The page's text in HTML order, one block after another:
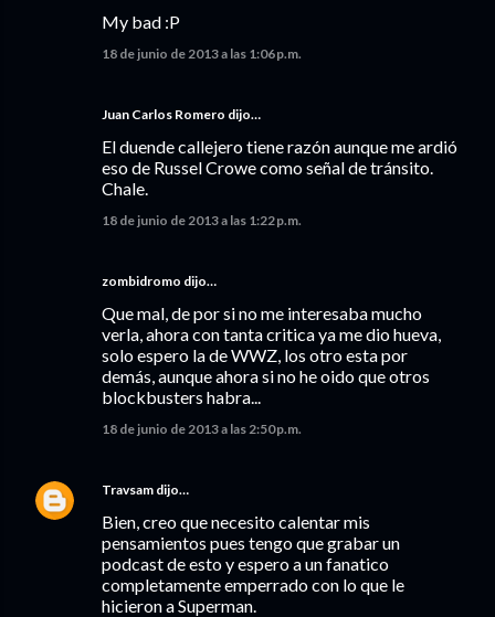
My bad :P
18 de junio de 2013 a las 1:06 p.m.
Juan Carlos Romero dijo…
El duende callejero tiene razón aunque me ardió
eso de Russel Crowe como señal de tránsito.
Chale.
18 de junio de 2013 a las 1:22 p.m.
zombidromo dijo…
Que mal, de por si no me interesaba mucho
verla, ahora con tanta critica ya me dio hueva,
solo espero la de WWZ, los otro esta por
demás, aunque ahora si no he oido que otros
blockbusters habra...
18 de junio de 2013 a las 2:50 p.m.
Travsam dijo…
Bien, creo que necesito calentar mis
pensamientos pues tengo que grabar un
podcast de esto y espero a un fanatico
completamente emperrado con lo que le
hicieron a Superman.